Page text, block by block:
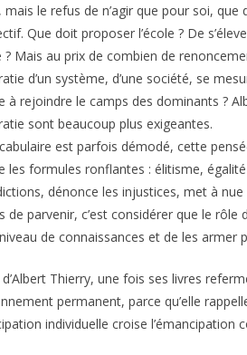
mais le refus de n’agir que pour soi,
Que doit proposer l’école ? De
? Mais au prix de combien de
d’un système, d’une société, se
à rejoindre le camps des dominants ?
sont beaucoup plus exigeantes.
est parfois démodé, cette
les formules ronflantes : élitisme,
dénonce les injustices, met à
de parvenir, c’est considérer que le
de connaissances et de les
Thierry, une fois ses livres
permanent, parce qu’elle
individuelle croise l’émancipation